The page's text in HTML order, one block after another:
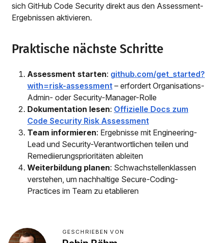
sich GitHub Code Security direkt aus den Assessment-
Ergebnissen aktivieren.
Praktische nächste Schritte
Assessment starten: github.com/get_started?
with=risk-assessment – erfordert Organisations-
Admin- oder Security-Manager-Rolle
Dokumentation lesen: Offizielle Docs zum
Code Security Risk Assessment
Team informieren: Ergebnisse mit Engineering-
Lead und Security-Verantwortlichen teilen und
Remediierungsprioritäten ableiten
Weiterbildung planen: Schwachstellenklassen
verstehen, um nachhaltige Secure-Coding-
Practices im Team zu etablieren
GESCHRIEBEN VON